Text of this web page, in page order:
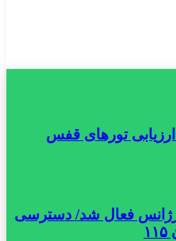
تورهای قفس
فعال شد/ دسترسی